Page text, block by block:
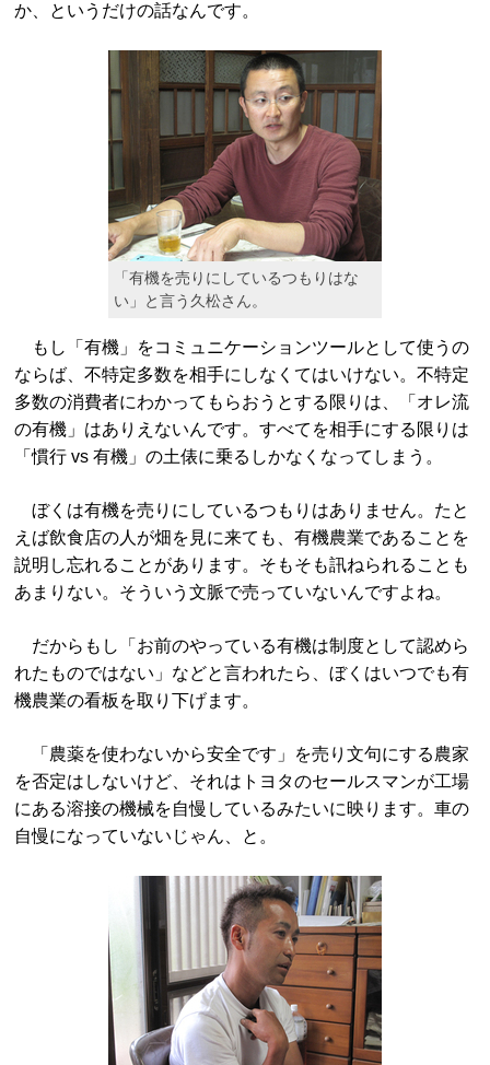
か、というだけの話なんです。
「有機を売りにしているつもりはな
い」と言う久松さん。
もし「有機」をコミュニケーションツールとして使うの
ならば、不特定多数を相手にしなくてはいけない。不特定
多数の消費者にわかってもらおうとする限りは、「オレ流
の有機」はありえないんです。すべてを相手にする限りは
「慣行 vs 有機」の土俵に乗るしかなくなってしまう。
ぼくは有機を売りにしているつもりはありません。たと
えば飲食店の人が畑を見に来ても、有機農業であることを
説明し忘れることがあります。そもそも訊ねられることも
あまりない。そういう文脈で売っていないんですよね。
だからもし「お前のやっている有機は制度として認めら
れたものではない」などと言われたら、ぼくはいつでも有
機農業の看板を取り下げます。
「農薬を使わないから安全です」を売り文句にする農家
を否定はしないけど、それはトヨタのセールスマンが工場
にある溶接の機械を自慢しているみたいに映ります。車の
自慢になっていないじゃん、と。